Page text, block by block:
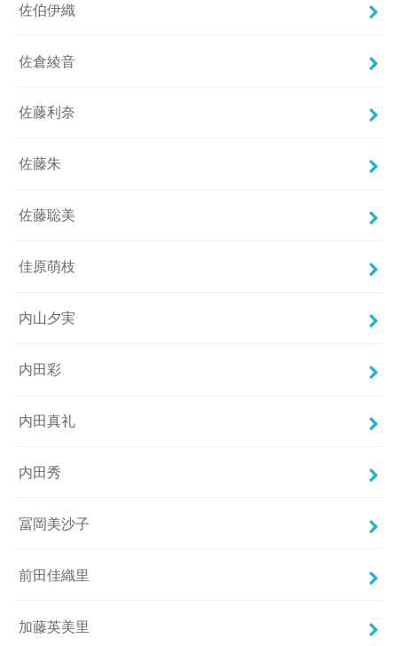
佐伯伊織
佐倉綾音
佐藤利奈
佐藤朱
佐藤聡美
佳原萌枝
内山夕実
内田彩
内田真礼
内田秀
冨岡美沙子
前田佳織里
加藤英美里